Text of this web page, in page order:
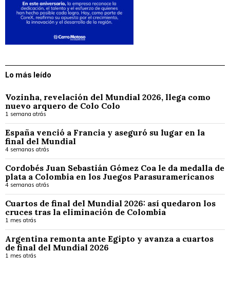
Lo más leído
Vozinha, revelación del Mundial 2026, llega como
nuevo arquero de Colo Colo
1 semana atrás
España venció a Francia y aseguró su lugar en la
final del Mundial
4 semanas atrás
Cordobés Juan Sebastián Gómez Coa le da medalla de
plata a Colombia en los Juegos Parasuramericanos
4 semanas atrás
Cuartos de final del Mundial 2026: así quedaron los
cruces tras la eliminación de Colombia
1 mes atrás
Argentina remonta ante Egipto y avanza a cuartos
de final del Mundial 2026
1 mes atrás